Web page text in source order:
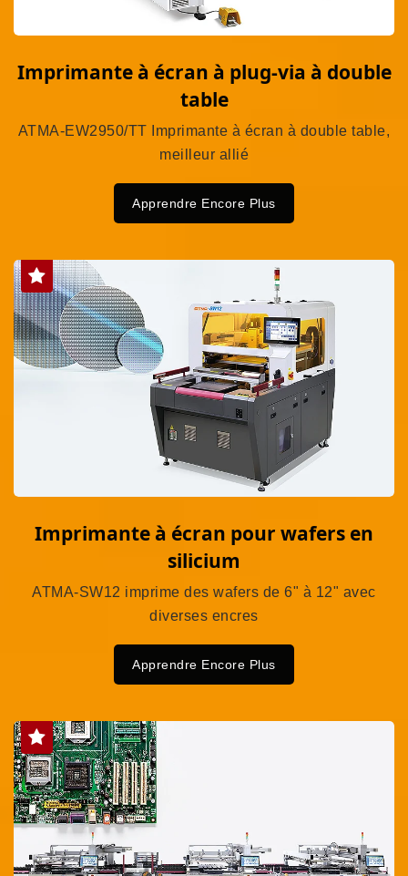
Imprimante à écran à plug-via à double
table
ATMA-EW2950/TT Imprimante à écran à double table,
meilleur allié
Apprendre Encore Plus
Imprimante à écran pour wafers en
silicium
ATMA-SW12 imprime des wafers de 6" à 12" avec
diverses encres
Apprendre Encore Plus